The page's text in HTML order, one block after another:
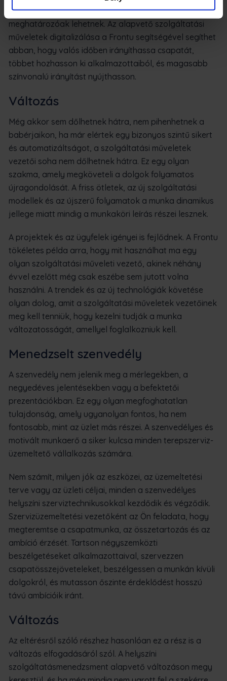
érdekében apró finomítások és kisebb kiigazítások is
meghatározóak lehetnek. Az alapvető szolgáltatási
műveletek digitalizálása a Frontu segítségével segíthet
abban, hogy valós időben irányíthassa csapatát,
többet hozhasson ki alkalmazottaiból, és magasabb
színvonalú irányítást nyújthasson.
Változás
Még akkor sem dőlhetnek hátra, nem pihenhetnek a
babérjaikon, ha már elértek egy bizonyos szintű sikert
és automatizáltságot, a szolgáltatási műveletek
vezetői soha nem dőlhetnek hátra. Ez egy olyan
szakma, amely megköveteli a dolgok folyamatos
újragondolását. A friss ötletek, az új szolgáltatási
modellek és az újszerű folyamatok a munka dinamikus
jellege miatt mindig a munkaköri leírás részei lesznek.
A projektek és az ügyfelek igényei is fejlődnek. A Frontu
tökéletes példa arra, hogy mit használhat ma egy
olyan szolgáltatási műveleti vezető, akinek néhány
évvel ezelőtt még csak eszébe sem jutott volna
használni. A trendek és az új technológiák követése
olyan dolog, amit a szolgáltatási műveletek vezetőinek
meg kell tenniük, hogy kezelni tudják a munka
változatosságát, amellyel foglalkozniuk kell.
Menedzselt szenvedély
A szenvedély nem jelenik meg a mérlegekben, a
negyedéves jelentésekben vagy a befektetői
prezentációkban. Ez egy olyan megfoghatatlan
tulajdonság, amely ugyanolyan fontos, ha nem
fontosabb, mint az üzlet más részei. A szenvedélyes és
motivált munkaerő a siker kulcsa minden terepszerviz-
üzemeltető vállalkozás számára.
Nem számít, milyen jók az eszközei, az üzemeltetési
terve vagy az üzleti céljai, minden a szenvedélyes
helyszíni szerviztechnikusokkal kezdődik és végződik.
Szervizüzemeltetési vezetőként az Ön feladata, hogy
megteremtse a csapatmunka, az összetartozás és az
ambíció érzését. Tartson négyszemközti
beszélgetéseket alkalmazottaival, szervezzen
csapatösszejöveteleket, beszélgessen a munkán kívüli
dolgokról, és mutasson őszinte érdeklődést hosszú
távú ambícióik iránt.
Változás
Az eltérésről szóló részhez hasonlóan ez a rész is a
változás elfogadásáról szól. A helyszíni
szolgáltatásmenedzsment alapvető változáson megy